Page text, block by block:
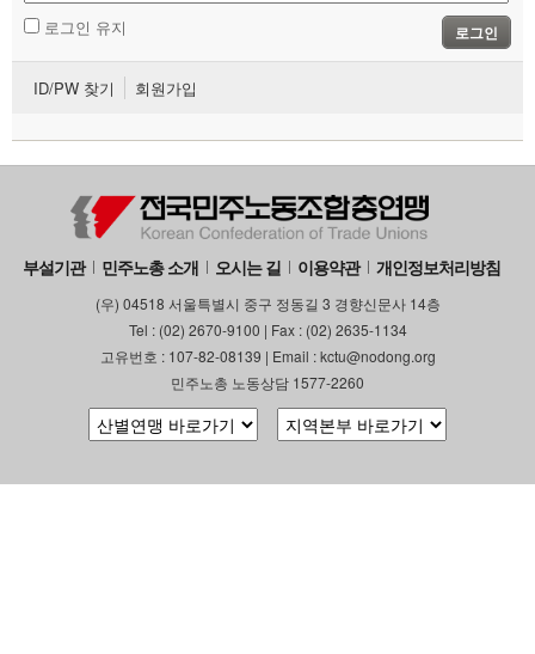
로그인 유지 로그인
ID/PW 찾기 회원가입
부설기관 민주노총 소개 오시는 길 이용약관 개인정보처리방침
(우) 04518 서울특별시 중구 정동길 3 경향신문사 14층
Tel : (02) 2670-9100 | Fax : (02) 2635-1134
고유번호 : 107-82-08139 | Email : kctu@nodong.org
민주노총 노동상담 1577-2260
부설기관
업무